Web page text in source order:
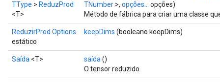
TType > ReduzProd
<T>
TNumber >, opções...
opções)
Método de fábrica para criar uma classe
ReduzirProd.Options
estático
keepDims (booleano keepDims)
Saída <T> saída ()
O tensor reduzido.